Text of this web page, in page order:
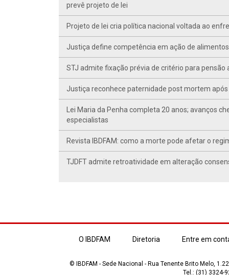
prevê projeto de lei
Projeto de lei cria política nacional voltada ao
Justiça define competência em ação de
STJ admite fixação prévia de critério para
Justiça reconhece paternidade post mortem
Lei Maria da Penha completa 20 anos; avanços
especialistas
Revista IBDFAM: como a morte pode afetar o
TJDFT admite retroatividade em alteração
O IBDFAM Diretoria Entre em
© IBDFAM - Sede Nacional - Rua Tenente Brito Melo,
Tel.: (31) 3324-